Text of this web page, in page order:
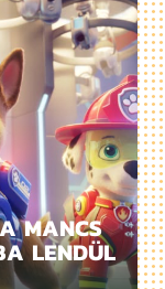
MANCS
LENDÜL